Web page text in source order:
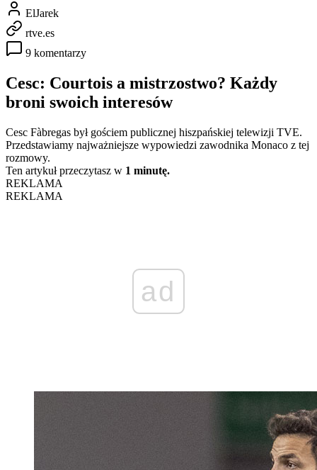
ElJarek
rtve.es
9 komentarzy
Cesc: Courtois a mistrzostwo? Każdy
broni swoich interesów
Cesc Fàbregas był gościem publicznej hiszpańskiej telewizji TVE.
Przedstawiamy najważniejsze wypowiedzi zawodnika Monaco z tej
rozmowy.
Ten artykuł przeczytasz w 1 minutę.
REKLAMA
REKLAMA
ad